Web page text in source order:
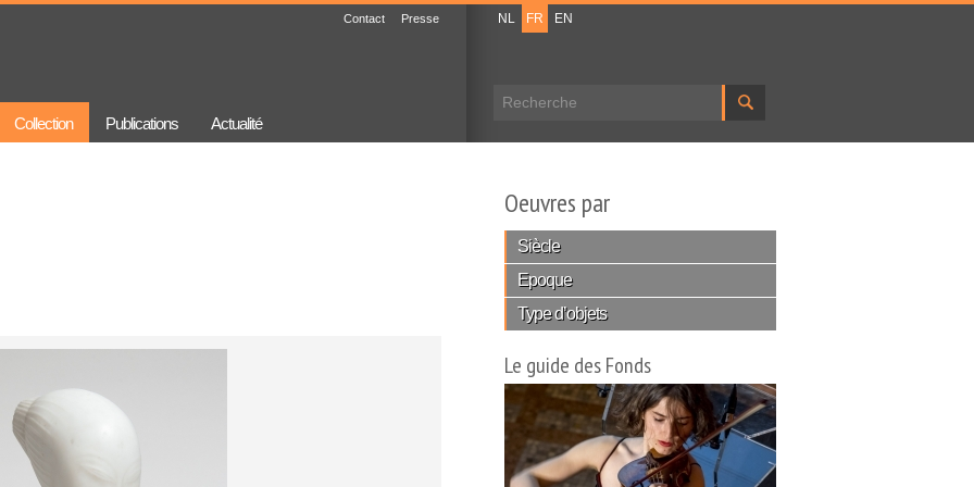
Contact Presse
Formulaire de recherche
NL FR EN
Collection Publications Actualité
Oeuvres par
Siècle
Epoque
Type d’objets
Le guide des Fonds